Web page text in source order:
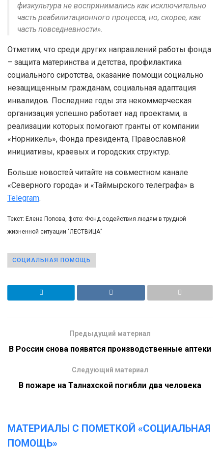
физкультура не воспринимались как исключительно
часть реабилитационного процесса, но, скорее, как
часть повседневности».
Отметим, что среди других направлений работы фонда
– защита материнства и детства, профилактика
социального сиротства, оказание помощи социально
незащищенным гражданам, социальная адаптация
инвалидов. Последние годы эта некоммерческая
организация успешно работает над проектами, в
реализации которых помогают гранты от компании
«Норникель», Фонда президента, Православной
инициативы, краевых и городских структур.
Больше новостей читайте на совместном канале
«Северного города» и «Таймырского телеграфа» в
Telegram.
Текст: Елена Попова, фото: Фонд содействия людям в трудной
жизненной ситуации "ЛЕСТВИЦА"
СОЦИАЛЬНАЯ ПОМОЩЬ
Предыдущий материал
В России снова появятся производственные аптеки
Следующий материал
В пожаре на Талнахской погибли два человека
МАТЕРИАЛЫ С ПОМЕТКОЙ «СОЦИАЛЬНАЯ
ПОМОЩЬ»